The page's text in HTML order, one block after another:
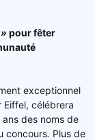
pour fêter
exceptionnel
Eiffel, célébrera
des noms de
concours. Plus de